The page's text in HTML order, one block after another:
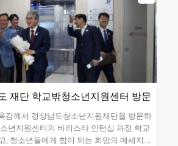
재단 학교밖청소년지원센터 방문
감께서 경상남도청소년지원재단을 방문하
년지원센터의 바리스타 인턴십 과정 학교
힘이 되는 희망의 메세지도